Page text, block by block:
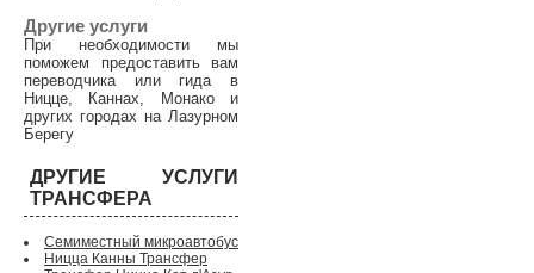
Другие услуги
При необходимости мы
поможем предоставить вам
переводчика или гида в
Ницце, Каннах, Монако и
других городах на Лазурном
Берегу
ДРУГИЕ УСЛУГИ
ТРАНСФЕРА
Семиместный микроавтобус
Ницца Канны Трансфер